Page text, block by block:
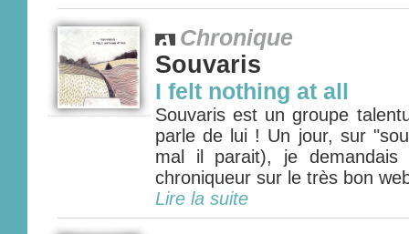
Chronique
Souvaris
I felt nothing at all
Souvaris est un groupe
parle de lui ! Un jour, sur
mal il parait), je
chroniqueur sur le très bon
Lire la suite